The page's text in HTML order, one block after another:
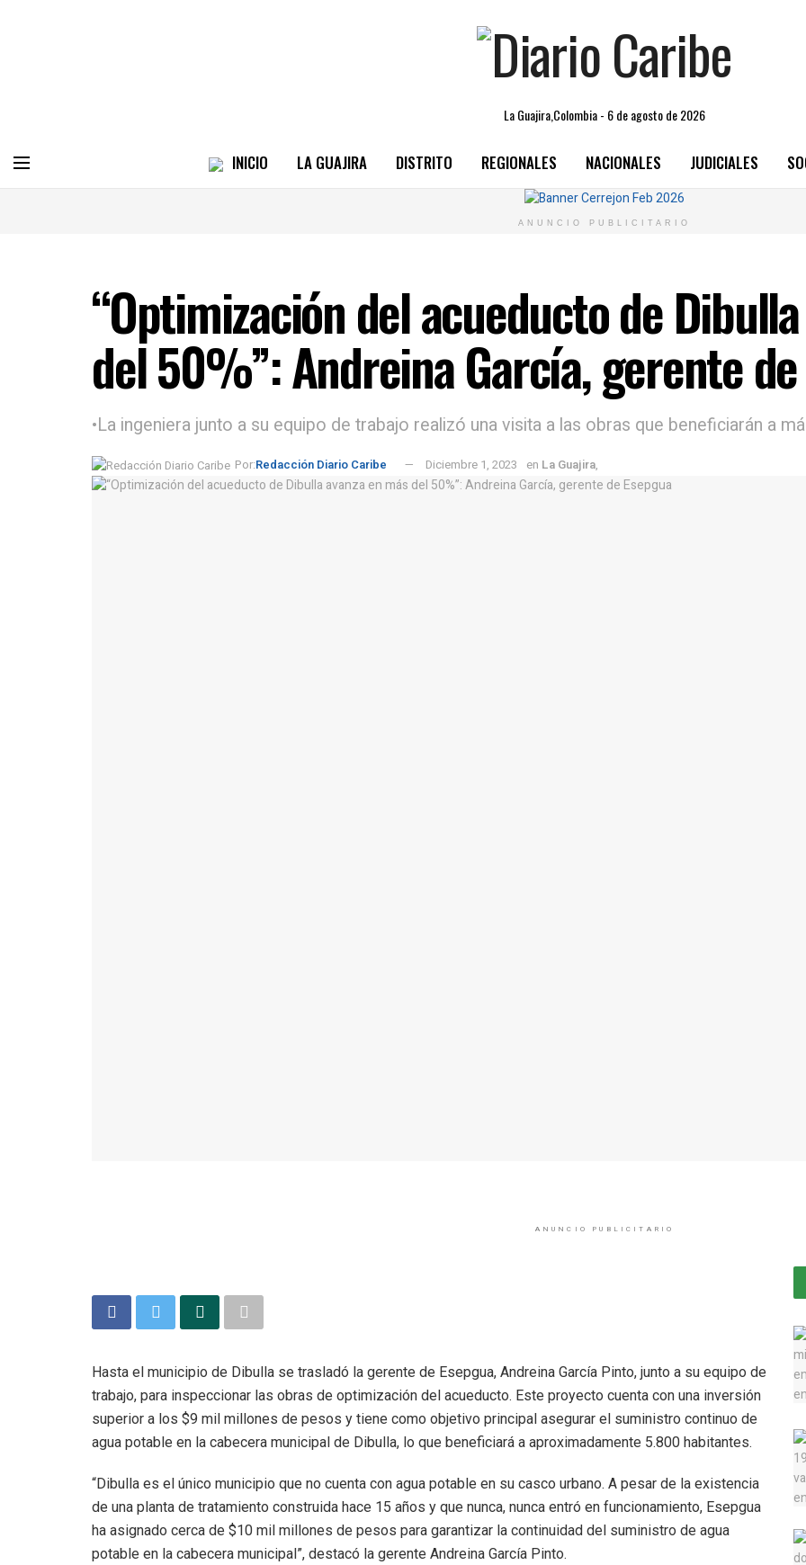
La Guajira,Colombia - 6 de agosto de 2026
INICIO LA GUAJIRA DISTRITO REGIONALES NACIONALES JUDICIALES
ANUNCIO PUBLICITARIO
“Optimización del acueducto de
del 50%”: Andreina García, gerente de
•La ingeniera junto a su equipo de trabajo realizó una visita a las obras que beneficiarán a
Por:Redacción Diario Caribe Diciembre 1, 2023 en La Guajira,
ANUNCIO PUBLICITARIO
Hasta el municipio de Dibulla se trasladó la gerente de Esepgua, Andreina García Pinto, junto a su equipo de
trabajo, para inspeccionar las obras de optimización del acueducto. Este proyecto cuenta con una inversión
superior a los $9 mil millones de pesos y tiene como objetivo principal asegurar el suministro continuo de
agua potable en la cabecera municipal de Dibulla, lo que beneficiará a aproximadamente 5.800 habitantes.
“Dibulla es el único municipio que no cuenta con agua potable en su casco urbano. A pesar de la existencia
de una planta de tratamiento construida hace 15 años y que nunca, nunca entró en funcionamiento, Esepgua
ha asignado cerca de $10 mil millones de pesos para garantizar la continuidad del suministro de agua
potable en la cabecera municipal”, destacó la gerente Andreina García Pinto.